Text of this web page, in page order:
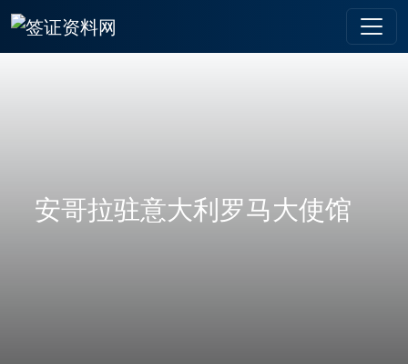
安哥拉驻意大利罗马大使馆